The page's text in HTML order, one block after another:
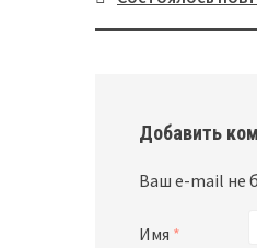
Post
Добавить
Ваш e-mail не
Имя *